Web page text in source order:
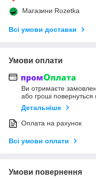
Магазини Rozetka
Всі умови доставки
Умови оплати
Ви отримаєте
або гроші повернуться
Детальніше
Оплата на рахунок
Всі умови оплати
Умови повернення